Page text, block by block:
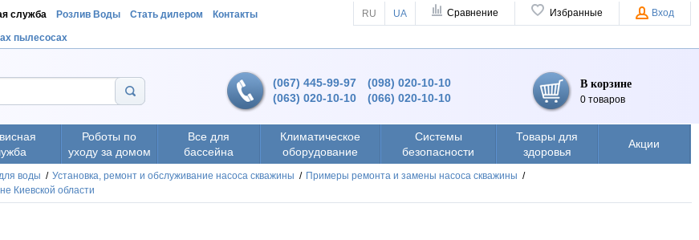
служба Розлив Воды Стать дилером Контакты
пылесосах
RU UA Сравнение Избранные Вход
(067) 445-99-97
(063) 020-10-10
(098) 020-10-10
(066) 020-10-10
В корзине
0 товаров
Роботы по
уходу за домом
Все для
бассейна
Климатическое
оборудование
Системы
безопасности
Товары для
здоровья
Акции
воды / Установка, ремонт и обслуживание насоса скважины / Примеры ремонта и замены насоса скважины /
Киевской области